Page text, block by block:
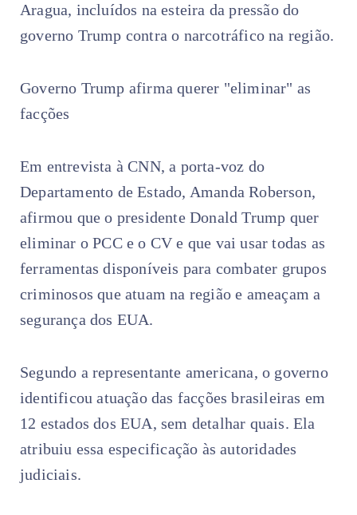
Aragua, incluídos na esteira da pressão do
governo Trump contra o narcotráfico na região.
Governo Trump afirma querer "eliminar" as
facções
Em entrevista à CNN, a porta-voz do
Departamento de Estado, Amanda Roberson,
afirmou que o presidente Donald Trump quer
eliminar o PCC e o CV e que vai usar todas as
ferramentas disponíveis para combater grupos
criminosos que atuam na região e ameaçam a
segurança dos EUA.
Segundo a representante americana, o governo
identificou atuação das facções brasileiras em
12 estados dos EUA, sem detalhar quais. Ela
atribuiu essa especificação às autoridades
judiciais.